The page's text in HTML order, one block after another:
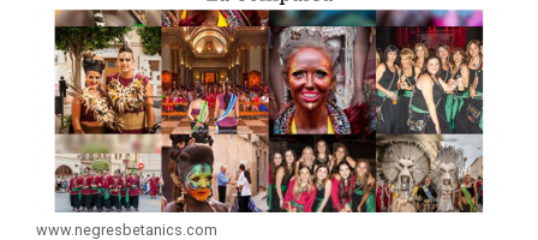
www.negresbetanics.com